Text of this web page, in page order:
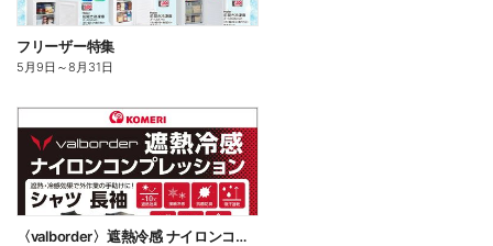
フリーザー特集
5月9日 ～8月31日
〈valborder〉遮熱冷感 ナイロンコンプレッション